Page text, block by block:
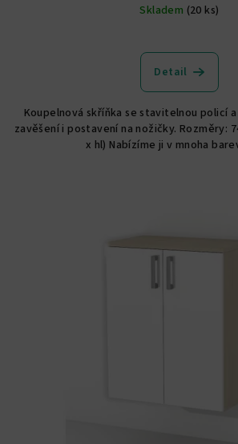
Skladem (20 ks)
hodnocení
produktu
z
5
hvězdiček.
Detail
Koupelnová skříňka se stavitelnou policí
zavěšení i postavení na nožičky. Rozměry:
x hl) Nabízíme ji v mnoha